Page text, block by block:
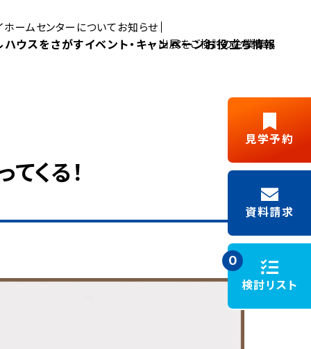
ハウスをさがすイベント・キャンペーン
デルハウス
お役立ち情報
ホームセンターについてお知らせ
出展をご検討の企業様へ
見学予約
資料請求
検討リスト
0
くる！